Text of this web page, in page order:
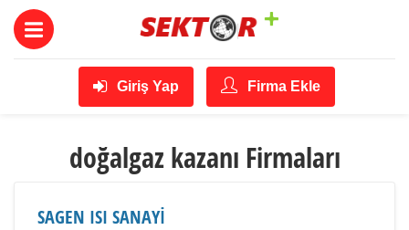
Giriş Yap Firma Ekle
doğalgaz kazanı Firmaları
SAGEN ISI SANAYİ